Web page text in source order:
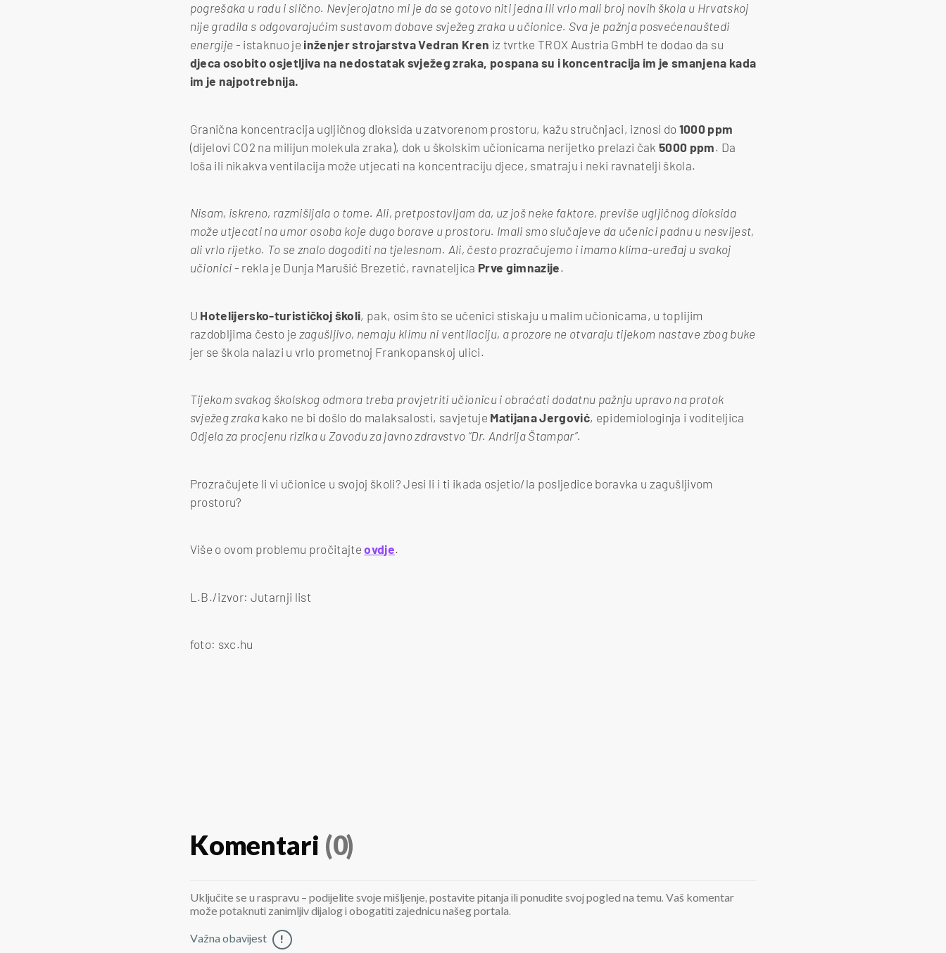
pogrešaka u radu i slično. Nevjerojatno mi je da se gotovo niti jedna ili vrlo mali broj novih škola u Hrvatskoj
nije gradila s odgovarajućim sustavom dobave svježeg zraka u učionice. Sva je pažnja posvećenauštedi
energije - istaknuo je inženjer strojarstva Vedran Kren iz tvrtke TROX Austria GmbH te dodao da su
djeca osobito osjetljiva na nedostatak svježeg zraka, pospana su i koncentracija im je smanjena kada
im je najpotrebnija.
Granična koncentracija ugljičnog dioksida u zatvorenom prostoru, kažu stručnjaci, iznosi do 1000 ppm
(dijelovi CO2 na milijun molekula zraka), dok u školskim učionicama nerijetko prelazi čak5000 ppm. Da
loša ili nikakva ventilacija može utjecati na koncentraciju djece, smatraju i neki ravnatelji škola.
Nisam, iskreno, razmišljala o tome. Ali, pretpostavljam da, uz još neke faktore, previše ugljičnog dioksida
može utjecati na umor osoba koje dugo borave u prostoru. Imali smo slučajeve da učenici padnu u nesvijest,
ali vrlo rijetko. To se znalo dogoditi na tjelesnom. Ali, često prozračujemo i imamo klima-uređaj u svakoj
učionici - rekla je Dunja Marušić Brezetić, ravnateljica Prve gimnazije.
U Hotelijersko-turističkoj školi, pak, osim što se učenici stiskaju u malim učionicama, u toplijim
razdobljima često je zagušljivo, nemaju klimu ni ventilaciju, a prozore ne otvaraju tijekom nastave zbog buke
jer se škola nalazi u vrlo prometnoj Frankopanskoj ulici.
Tijekom svakog školskog odmora treba provjetriti učionicu i obraćati dodatnu pažnju upravo na protok
svježeg zraka kako ne bi došlo do malaksalosti, savjetuje Matijana Jergović, epidemiologinja i voditeljica
Odjela za procjenu rizika u Zavodu za javno zdravstvo “Dr. Andrija Štampar”.
Prozračujete li vi učionice u svojoj školi? Jesi li i ti ikada osjetio/la posljedice boravka u zagušljivom
prostoru?
Više o ovom problemu pročitajteovdje.
L.B./izvor: Jutarnji list
foto: sxc.hu
Komentari (0)
Uključite se u raspravu – podijelite svoje mišljenje, postavite pitanja ili ponudite svoj pogled na temu. Vaš komentar
može potaknuti zanimljiv dijalog i obogatiti zajednicu našeg portala.
Važna obavijest !